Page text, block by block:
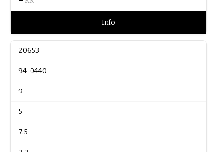
Info
20653
94-0440
9
5
7.5